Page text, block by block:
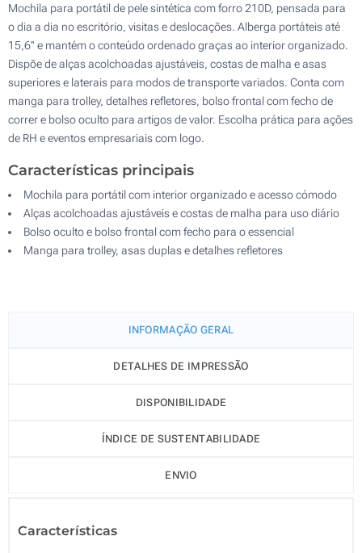
Mochila para portátil de pele sintética com forro 210D, pensada para
o dia a dia no escritório, visitas e deslocações. Alberga portáteis até
15,6'' e mantém o conteúdo ordenado graças ao interior organizado.
Dispõe de alças acolchoadas ajustáveis, costas de malha e asas
superiores e laterais para modos de transporte variados. Conta com
manga para trolley, detalhes refletores, bolso frontal com fecho de
correr e bolso oculto para artigos de valor. Escolha prática para ações
de RH e eventos empresariais com logo.
Características principais
Mochila para portátil com interior organizado e acesso cómodo
Alças acolchoadas ajustáveis e costas de malha para uso diário
Bolso oculto e bolso frontal com fecho para o essencial
Manga para trolley, asas duplas e detalhes refletores
INFORMAÇÃO GERAL
DETALHES DE IMPRESSÃO
DISPONIBILIDADE
ÍNDICE DE SUSTENTABILIDADE
ENVIO
Características